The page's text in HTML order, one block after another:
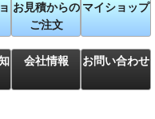
お見積からの
ご注文
マイショップ
会社情報 お問い合わせ